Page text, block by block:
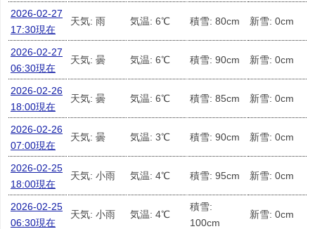
2026-02-27
17:30現在
天気: 雨 気温: 6℃ 積雪: 80cm 新雪: 0cm
2026-02-27
06:30現在
天気: 曇 気温: 6℃ 積雪: 90cm 新雪: 0cm
2026-02-26
18:00現在
天気: 曇 気温: 6℃ 積雪: 85cm 新雪: 0cm
2026-02-26
07:00現在
天気: 曇 気温: 3℃ 積雪: 90cm 新雪: 0cm
2026-02-25
18:00現在
天気: 小雨 気温: 4℃ 積雪: 95cm 新雪: 0cm
2026-02-25
06:30現在
天気: 小雨 気温: 4℃
積雪:
100cm
新雪: 0cm